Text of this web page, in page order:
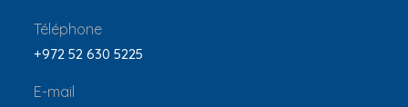
Téléphone
+972 52 630 5225
E-mail